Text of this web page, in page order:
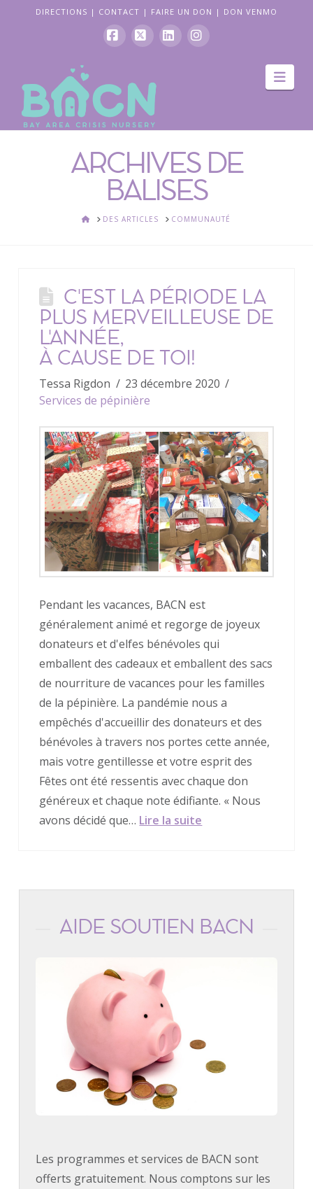
DIRECTIONS | CONTACT | FAIRE UN DON | DON VENMO
La
ARCHIVES DE
BALISES
ACCUEIL
DES ARTICLES COMMUNAUTÉ
C'EST LA PÉRIODE LA
PLUS MERVEILLEUSE DE
L'ANNÉE,
À CAUSE DE TOI!
Tessa Rigdon
23 décembre 2020
Services de pépinière
Pendant les vacances, BACN est
généralement animé et regorge de joyeux
donateurs et d'elfes bénévoles qui
emballent des cadeaux et emballent des sacs
de nourriture de vacances pour les familles
de la pépinière. La pandémie nous a
empêchés d'accueillir des donateurs et des
bénévoles à travers nos portes cette année,
mais votre gentillesse et votre esprit des
Fêtes ont été ressentis avec chaque don
généreux et chaque note édifiante. « Nous
avons décidé que… Lire la suite
AIDE SOUTIEN BACN
Les programmes et services de BACN sont
offerts gratuitement. Nous comptons sur les